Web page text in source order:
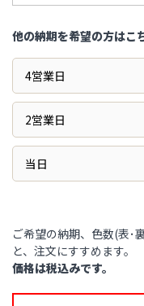
他の納期を希望の方はこ
4営業日
2営業日
当日
ご希望の納期、色数(表･
と、注文にすすめます。
価格は税込みです。